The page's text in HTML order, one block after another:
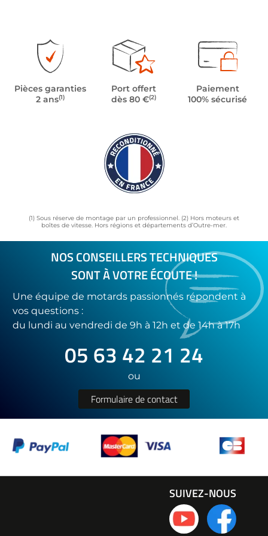
Pièces garanties
2 ans(1)
Port offert
dès 80 €(2)
Paiement
100% sécurisé
(1) Sous réserve de montage par un professionnel. (2) Hors moteurs et
boîtes de vitesse. Hors régions et départements d’Outre-mer.
NOS CONSEILLERS TECHNIQUES
SONT À VOTRE ÉCOUTE !
Une équipe de motards passionnés répondent à
vos questions :
du lundi au vendredi de 9h à 12h et de 14h à 17h
05 63 42 21 24
ou
Formulaire de contact
SUIVEZ-NOUS